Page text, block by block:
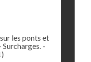
les ponts et
-